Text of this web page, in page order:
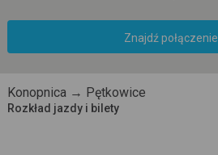
Znajdź połączenie
Konopnica → Pętkowice
Rozkład jazdy i bilety